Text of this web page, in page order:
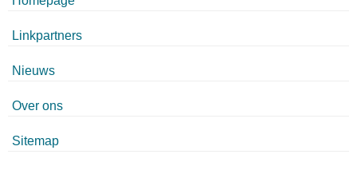
Linkpartners
Nieuws
Over ons
Sitemap